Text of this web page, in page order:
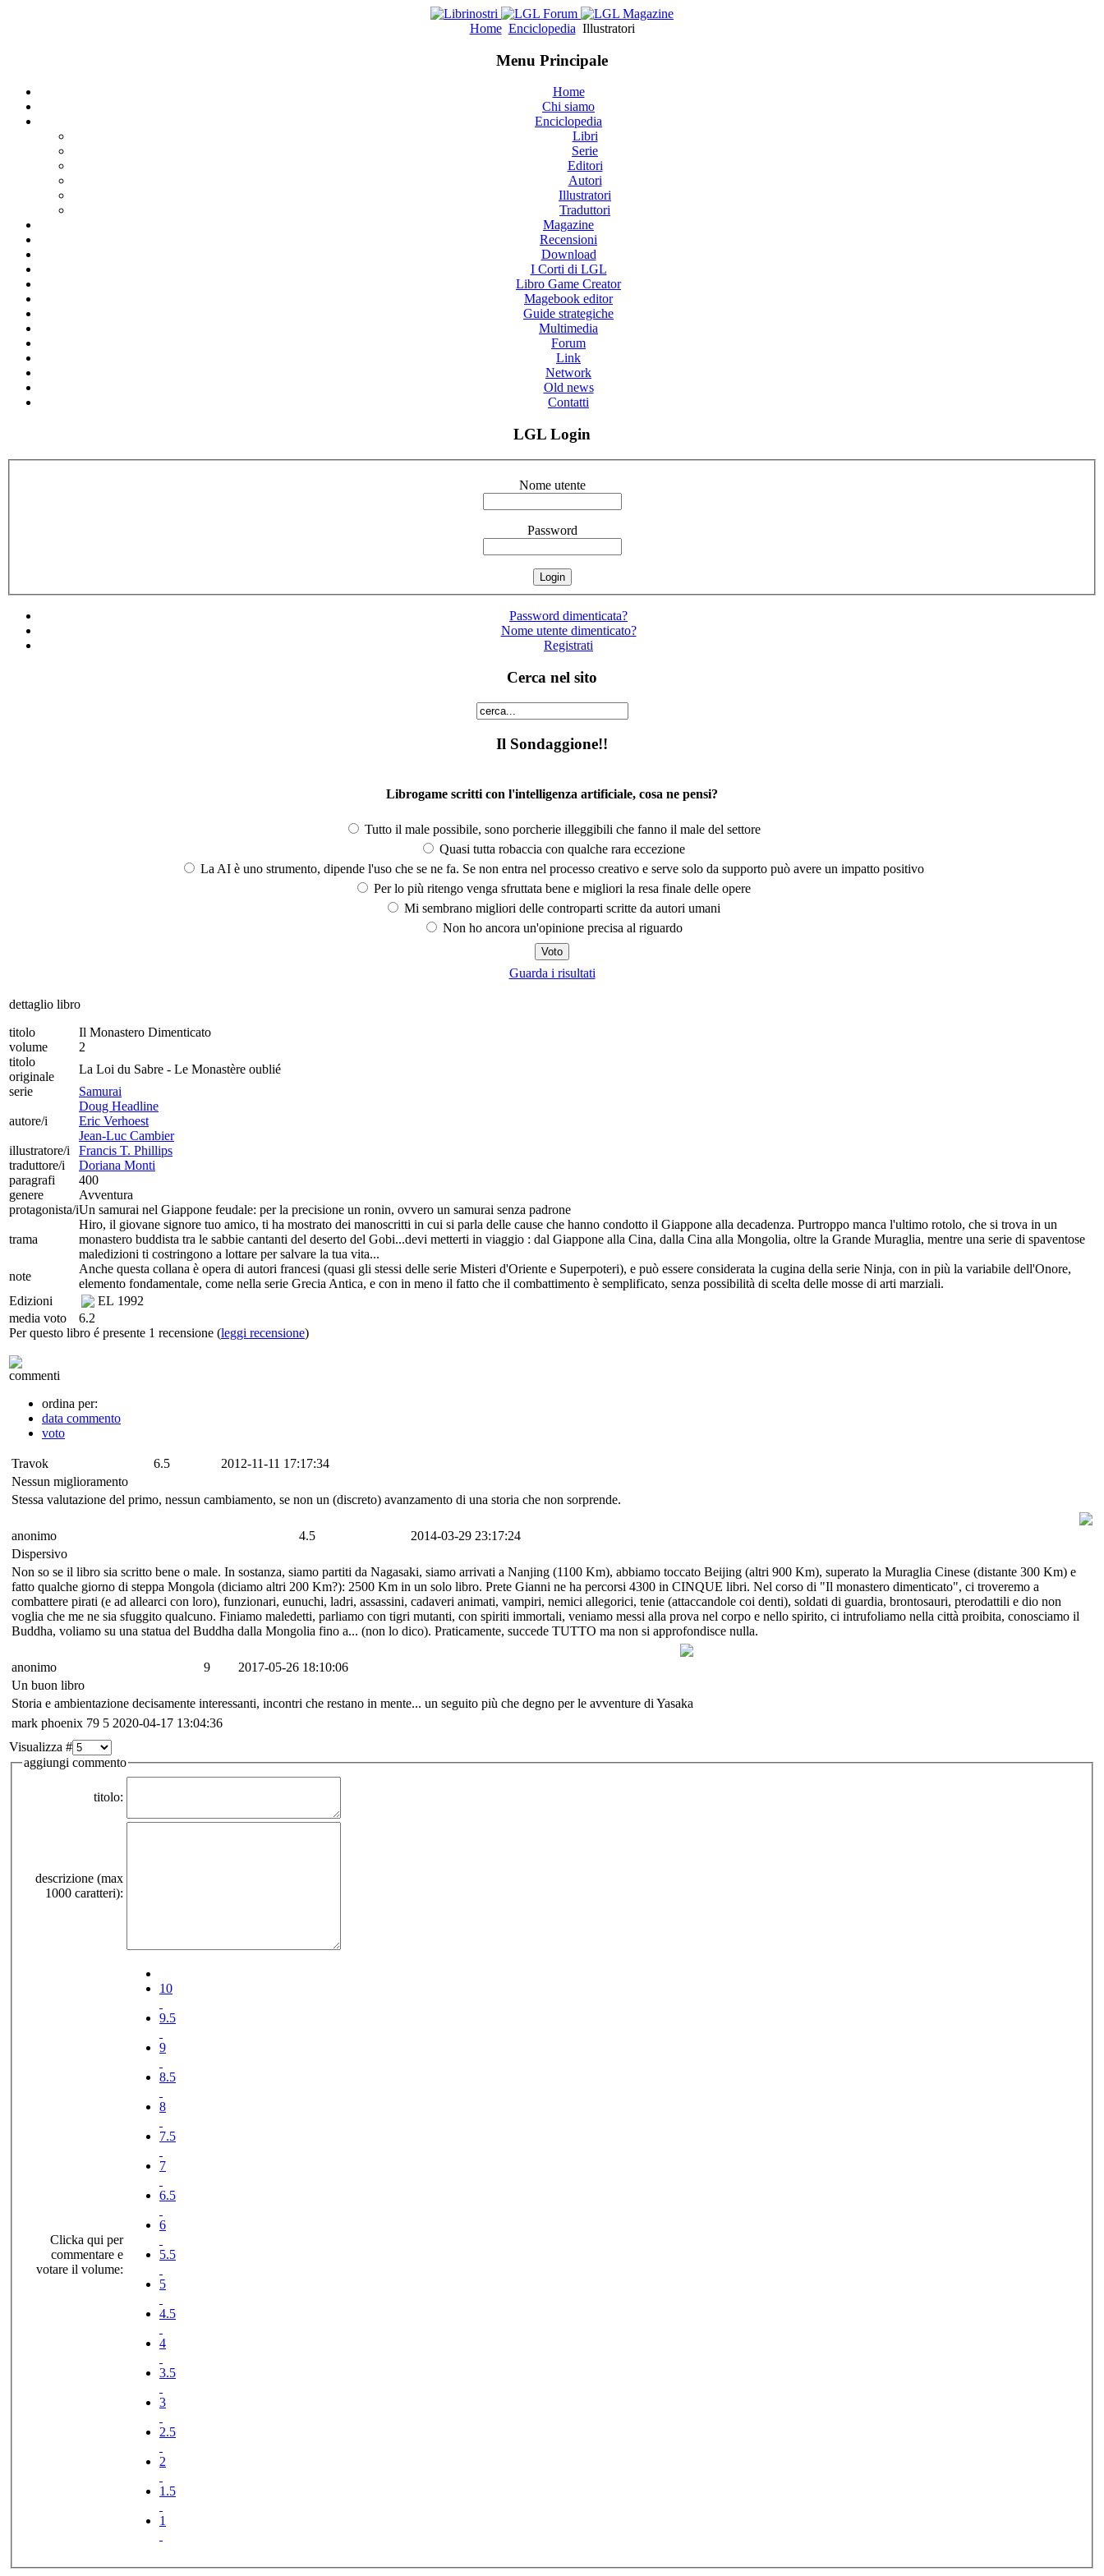
Home Enciclopedia Illustratori
Menu Principale
Home
Chi siamo
Enciclopedia
Libri
Serie
Editori
Autori
Illustratori
Traduttori
Magazine
Recensioni
Download
I Corti di LGL
Libro Game Creator
Magebook editor
Guide strategiche
Multimedia
Forum
Link
Network
Old news
Contatti
LGL Login
Nome utente
Password
Password dimenticata?
Nome utente dimenticato?
Registrati
Cerca nel sito
Il Sondaggione!!
Librogame scritti con l'intelligenza artificiale, cosa ne pensi?
Tutto il male possibile, sono porcherie illeggibili che fanno il male del settore
Quasi tutta robaccia con qualche rara eccezione
La AI è uno strumento, dipende l'uso che se ne fa. Se non entra nel processo creativo e serve solo da supporto può avere un impatto positivo
Per lo più ritengo venga sfruttata bene e migliori la resa finale delle opere
Mi sembrano migliori delle controparti scritte da autori umani
Non ho ancora un'opinione precisa al riguardo
Guarda i risultati
dettaglio libro
titolo
Il Monastero Dimenticato
volume
2
titolo
originale
La Loi du Sabre - Le Monastère oublié
serie
Samurai
autore/i
Doug Headline
Eric Verhoest
Jean-Luc Cambier
illustratore/i
Francis T. Phillips
traduttore/i
Doriana Monti
paragrafi
400
genere
Avventura
protagonista/iUn samurai nel Giappone feudale: per la precisione un ronin, ovvero un samurai senza padrone
trama
Hiro, il giovane signore tuo amico, ti ha mostrato dei manoscritti in cui si parla delle cause che hanno condotto il Giappone alla decadenza. Purtroppo manca l'ultimo rotolo, che si trova in un
monastero buddista tra le sabbie cantanti del deserto del Gobi...devi metterti in viaggio : dal Giappone alla Cina, dalla Cina alla Mongolia, oltre la Grande Muraglia, mentre una serie di spaventose
maledizioni ti costringono a lottare per salvare la tua vita...
note
Anche questa collana è opera di autori francesi (quasi gli stessi delle serie Misteri d'Oriente e Superpoteri), e può essere considerata la cugina della serie Ninja, con in più la variabile dell'Onore,
elemento fondamentale, come nella serie Grecia Antica, e con in meno il fatto che il combattimento è semplificato, senza possibilità di scelta delle mosse di arti marziali.
Edizioni
EL 1992
media voto
6.2
Per questo libro é presente 1 recensione (leggi recensione)
commenti
ordina per:
data commento
voto
Travok 6.5
2012-11-11 17:17:34
Nessun miglioramento
Stessa valutazione del primo, nessun cambiamento, se non un (discreto) avanzamento di una storia che non sorprende.
anonimo 4.5
2014-03-29 23:17:24
Dispersivo
Non so se il libro sia scritto bene o male. In sostanza, siamo partiti da Nagasaki, siamo arrivati a Nanjing (1100 Km), abbiamo toccato Beijing (altri 900 Km), superato la Muraglia Cinese (distante 300 Km) e
fatto qualche giorno di steppa Mongola (diciamo altri 200 Km?): 2500 Km in un solo libro. Prete Gianni ne ha percorsi 4300 in CINQUE libri. Nel corso di "Il monastero dimenticato", ci troveremo a
combattere pirati (e ad allearci con loro), funzionari, eunuchi, ladri, assassini, cadaveri animati, vampiri, nemici allegorici, tenie (attaccandole coi denti), soldati di guardia, brontosauri, pterodattili e dio non
voglia che me ne sia sfuggito qualcuno. Finiamo maledetti, parliamo con tigri mutanti, con spiriti immortali, veniamo messi alla prova nel corpo e nello spirito, ci intrufoliamo nella città proibita, conosciamo il
Buddha, voliamo su una statua del Buddha dalla Mongolia fino a... (non lo dico). Praticamente, succede TUTTO ma non si approfondisce nulla.
anonimo 9
2017-05-26 18:10:06
Un buon libro
Storia e ambientazione decisamente interessanti, incontri che restano in mente... un seguito più che degno per le avventure di Yasaka
mark phoenix 79 5 2020-04-17 13:04:36
Visualizza #
aggiungi commento
titolo:
descrizione (max
1000 caratteri):
Clicka qui per
commentare e
votare il volume:
10
9.5
9
8.5
8
7.5
7
6.5
6
5.5
5
4.5
4
3.5
3
2.5
2
1.5
1